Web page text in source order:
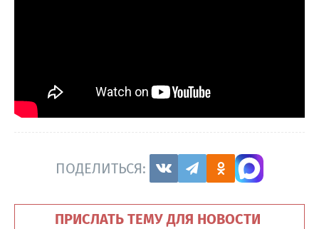
ПОДЕЛИТЬСЯ:
ПРИСЛАТЬ ТЕМУ ДЛЯ НОВОСТИ